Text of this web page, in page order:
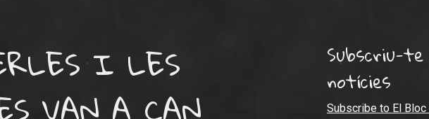
I LES Subscriu-
notícies
Subscribe to El Bloc